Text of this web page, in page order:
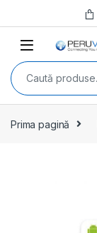
Prima pagină